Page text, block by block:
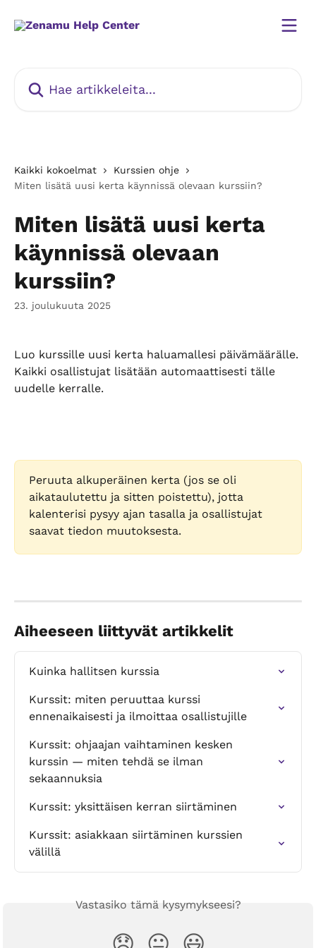
Kaikki kokoelmat
Kurssien ohje
Miten lisätä uusi kerta käynnissä olevaan kurssiin?
Miten lisätä uusi kerta
käynnissä olevaan
kurssiin?
23. joulukuuta 2025
Luo kurssille uusi kerta haluamallesi päivämäärälle.
Kaikki osallistujat lisätään automaattisesti tälle
uudelle kerralle.
Peruuta alkuperäinen kerta (jos se oli
aikataulutettu ja sitten poistettu), jotta
kalenterisi pysyy ajan tasalla ja osallistujat
saavat tiedon muutoksesta.
Aiheeseen liittyvät artikkelit
Kuinka hallitsen kurssia
Kurssit: miten peruuttaa kurssi
ennenaikaisesti ja ilmoittaa osallistujille
Kurssit: ohjaajan vaihtaminen kesken
kurssin — miten tehdä se ilman
sekaannuksia
Kurssit: yksittäisen kerran siirtäminen
Kurssit: asiakkaan siirtäminen kurssien
välillä
Vastasiko tämä kysymykseesi?